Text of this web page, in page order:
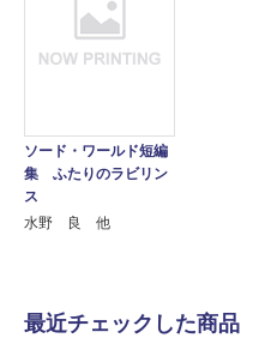
ソード・ワールド短編
集 ふたりのラビリン
ス
水野 良 他
最近チェックした商品